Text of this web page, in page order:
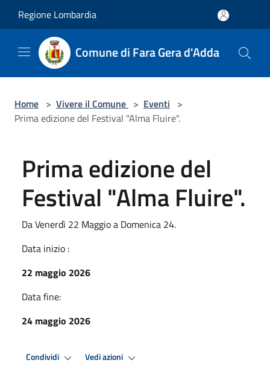
Regione Lombardia
Comune di Fara Gera d'Adda
Home > Vivere il Comune > Eventi >
Prima edizione del Festival "Alma Fluire".
Prima edizione del
Festival "Alma Fluire".
Da Venerdì 22 Maggio a Domenica 24.
Data inizio :
22 maggio 2026
Data fine:
24 maggio 2026
Condividi Vedi azioni